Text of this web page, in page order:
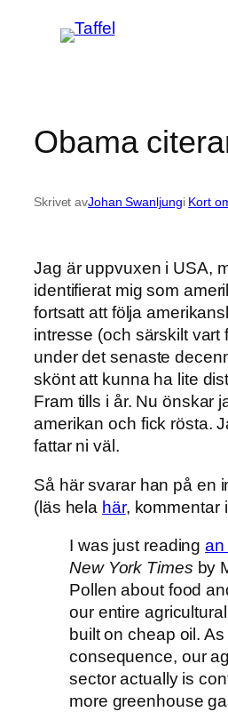
Obama
Skrivet avJohan Swanljungi Kort
Jag är uppvuxen i USA,
identifierat mig som
fortsatt att följa
intresse (och särskilt vart
under det senaste
skönt att kunna ha lite
Fram tills i år. Nu önskar
amerikan och fick rösta.
fattar ni väl.
Så här svarar han på en
(läs hela här, kommentar
I was just readingan
New York Times by
Pollen about food
our entire
built on cheap oil. As
consequence, our
sector actually is
more greenhouse